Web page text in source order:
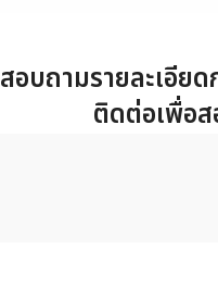
สอบถามรายละเอีย
ติดต่อเพื่อ